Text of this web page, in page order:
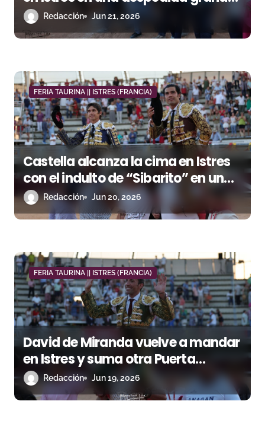
a
d
a
s
para Bernard Marsella
Redacción Jun 21, 2026
FERIA TAURINA || ISTRES (FRANCIA)
Castella alcanza la cima en Istres
con el indulto de “Sibarito” en una
gran tarde de Jandilla
Redacción Jun 20, 2026
FERIA TAURINA || ISTRES (FRANCIA)
David de Miranda vuelve a mandar
en Istres y suma otra Puerta
Grande en una temporada
imparable
Redacción Jun 19, 2026